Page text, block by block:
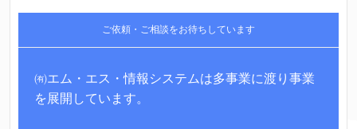
ご依頼・ご相談をお待ちしています
㈲エム・エス・情報システムは多事業に渡り事業
を展開しています。